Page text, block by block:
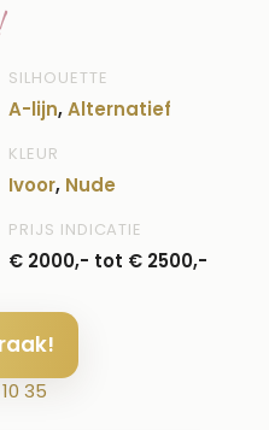
SILHOUETTE
A-lijn,Alternatief
KLEUR
Ivoor, Nude
PRIJS INDICATIE
€ 2000,- tot € 2500,-
35